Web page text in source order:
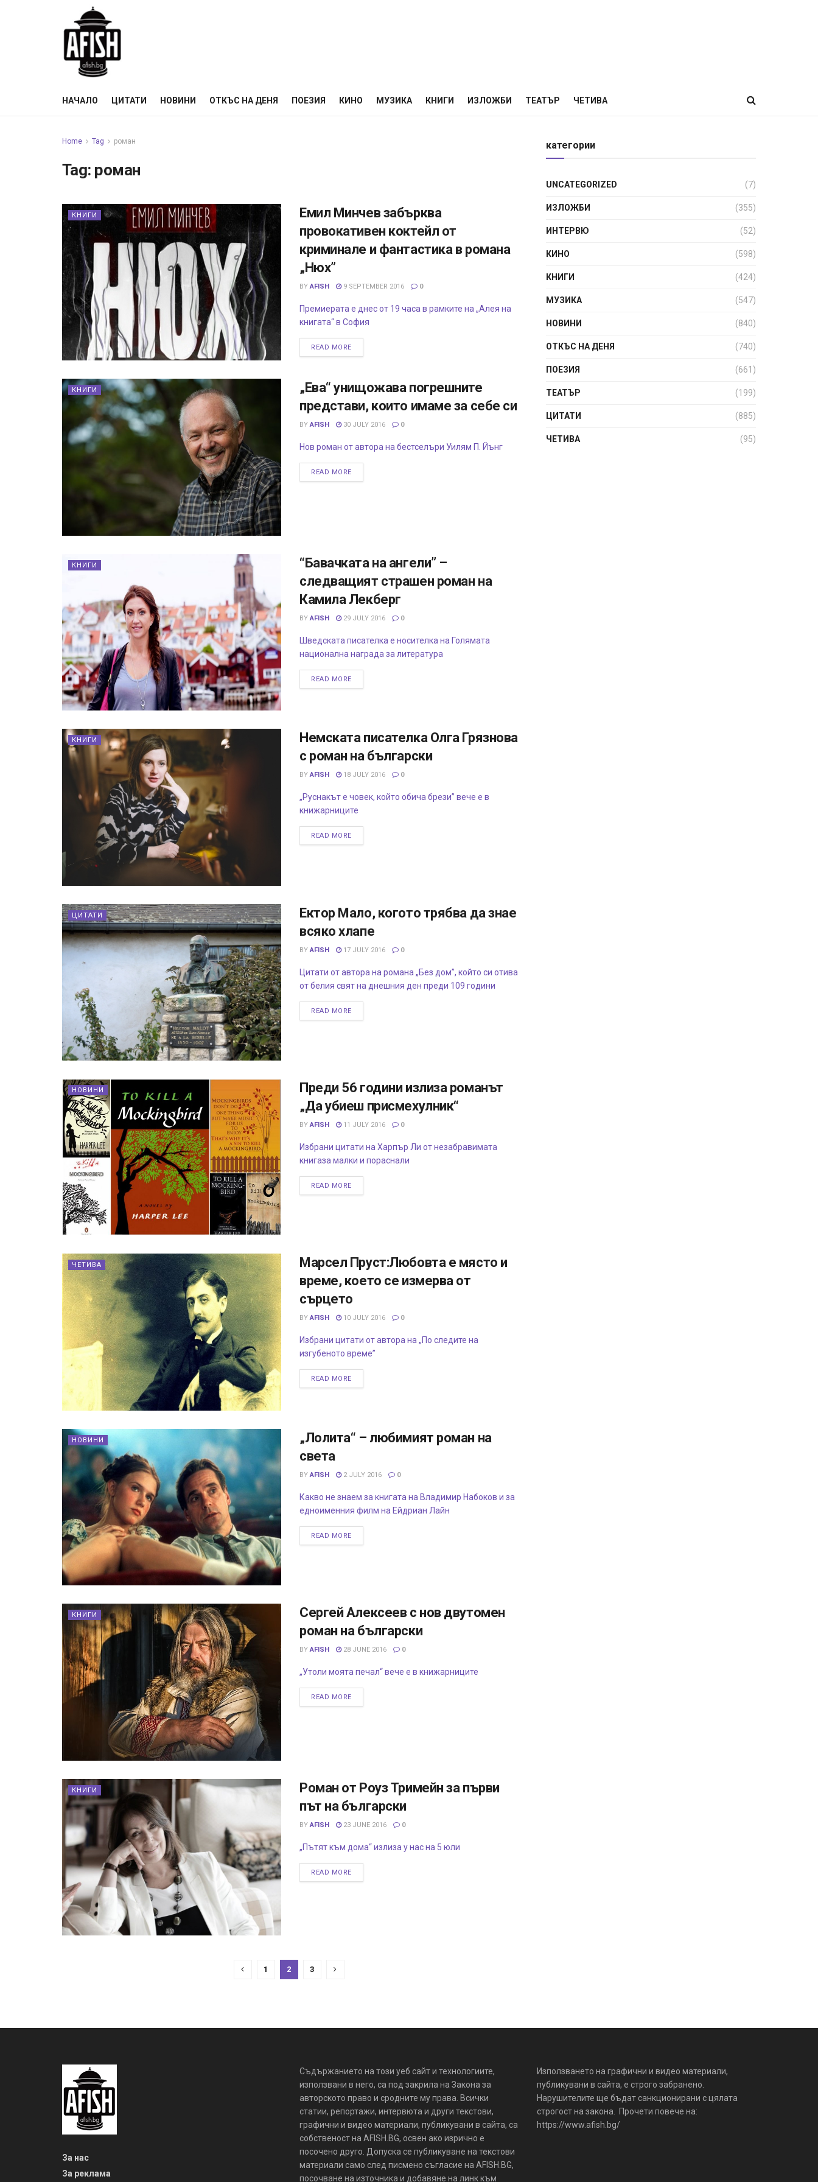
НАЧАЛО ЦИТАТИ НОВИНИ ОТКЪС НА ДЕНЯ ПОЕЗИЯ КИНО МУЗИКА КНИГИ ИЗЛОЖБИ ТЕАТЪР ЧЕТИВА
Home Tag роман
Tag: роман
КНИГИ
Емил Минчев забърква
провокативен коктейл от
криминале и фантастика в романа
„Нюх”
BY AFISH 9 SEPTEMBER 2016 0
Премиерата е днес от 19 часа в рамките на „Алея на
книгата“ в София
READ MORE
КНИГИ
„Ева“ унищожава погрешните
представи, които имаме за себе си
BY AFISH 30 JULY 2016 0
Нов роман от автора на бестселъри Уилям П. Йънг
READ MORE
КНИГИ
“Бавачката на ангели” –
следващият страшен роман на
Камила Лекберг
BY AFISH 29 JULY 2016 0
Шведската писателка е носителка на Голямата
национална награда за литература
READ MORE
КНИГИ
Немската писателка Олга Грязнова
с роман на български
BY AFISH 18 JULY 2016 0
„Руснакът е човек, който обича брези” вече е в
книжарниците
READ MORE
ЦИТАТИ
Ектор Мало, когото трябва да знае
всяко хлапе
BY AFISH 17 JULY 2016 0
Цитати от автора на романа „Без дом”, който си отива
от белия свят на днешния ден преди 109 години
READ MORE
НОВИНИ
Преди 56 години излиза романът
„Да убиеш присмехулник“
BY AFISH 11 JULY 2016 0
Избрани цитати на Харпър Ли от незабравимата
книгаза малки и пораснали
READ MORE
ЧЕТИВА
Марсел Пруст:Любовта е място и
време, което се измерва от
сърцето
BY AFISH 10 JULY 2016 0
Избрани цитати от автора на „По следите на
изгубеното време”
READ MORE
НОВИНИ
„Лолита“ – любимият роман на
света
BY AFISH 2 JULY 2016 0
Какво не знаем за книгата на Владимир Набоков и за
едноименния филм на Ейдриан Лайн
READ MORE
КНИГИ
Сергей Алексеев с нов двутомен
роман на български
BY AFISH 28 JUNE 2016 0
„Утоли моята печал“ вече е в книжарниците
READ MORE
КНИГИ
Роман от Роуз Тримейн за първи
път на български
BY AFISH 23 JUNE 2016 0
„Пътят към дома“ излиза у нас на 5 юли
READ MORE
1 2 3
категории
UNCATEGORIZED (7)
ИЗЛОЖБИ (355)
ИНТЕРВЮ (52)
КИНО (598)
КНИГИ (424)
МУЗИКА (547)
НОВИНИ (840)
ОТКЪС НА ДЕНЯ (740)
ПОЕЗИЯ (661)
ТЕАТЪР (199)
ЦИТАТИ (885)
ЧЕТИВА (95)
За нас
За реклама
Съдържанието на този уеб сайт и технологиите,
използвани в него, са под закрила на Закона за
авторското право и сродните му права. Всички
статии, репортажи, интервюта и други текстови,
графични и видео материали, публикувани в сайта, са
собственост на AFISH.BG, освен ако изрично е
посочено друго. Допуска се публикуване на текстови
материали само след писмено съгласие на AFISH.BG,
посочване на източника и добавяне на линк към
Използването на графични и видео материали,
публикувани в сайта, е строго забранено.
Нарушителите ще бъдат санкционирани с цялата
строгост на закона. Прочети повече на:
https://www.afish.bg/